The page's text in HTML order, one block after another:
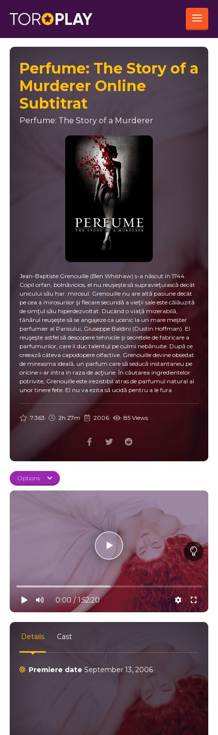
Perfume: The Story of a
Murderer Online
Subtitrat
Perfume: The Story of a Murderer
Jean-Baptiste Grenouille (Ben Whishaw) s-a născut în 1744.
Copil orfan, bolnăvicios, el nu reuşeşte să supravieţuiască decât
unicului său har: mirosul. Grenouille nu are altă pasiune decât
pe cea a mirosurilor şi fiecare secundă a vieţii sale este călăuzită
de simţul său hiperdezvoltat. Ducând o viaţă mizerabilă,
tânărul reuşeşte să se angajeze ca ucenic la un mare meşter
parfumier al Parisului, Giuseppe Baldini (Dustin Hoffman). El
reuşeşte astfel să descopere tehnicile şi secretele de fabricare a
parfumurilor, care îi duc talentul pe culmi nebănuite. După ce
creează câteva capodopere olfactive, Grenouille devine obsedat
de mireasma ideală, un parfum care să seducă instantaneu pe
oricine i-ar intra în raza de acţiune. În căutarea ingredientelor
potrivite, Grenouille este irezistibil atras de parfumul natural al
unor tinere fete. El nu va ezita să ucidă pentru a le fura
7.363
2h 27m 2006 85 Views
Options
10% progress
play
volume
0:00 / 1:52:20 settings
full
Details Cast
Premiere date September 13, 2006